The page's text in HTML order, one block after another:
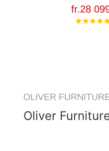
fr.28
OLIVER
Oliver